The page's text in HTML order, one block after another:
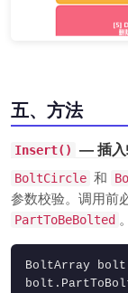
五、方法
Insert() — 插入
BoltCircle 和
参数校验。调用前
PartToBeBolted 。
BoltArray